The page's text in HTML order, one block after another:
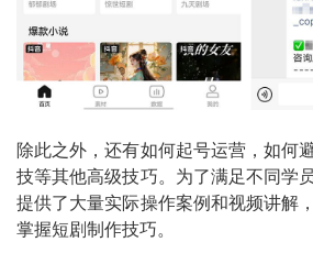
除此之外，还有如何起号运营，如何
技等其他高级技巧。为了满足不同学
提供了大量实际操作案例和视频讲解
掌握短剧制作技巧。